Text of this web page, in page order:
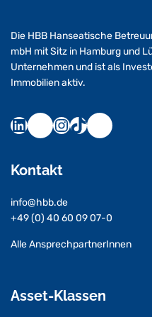
Die HBB Hanseatische
mbH mit Sitz in Hamburg und
Unternehmen und ist als
Immobilien aktiv.
Kontakt
info@hbb.de
+49 (0) 40 60 09 07-0
Alle AnsprechpartnerInnen
Asset-Klassen